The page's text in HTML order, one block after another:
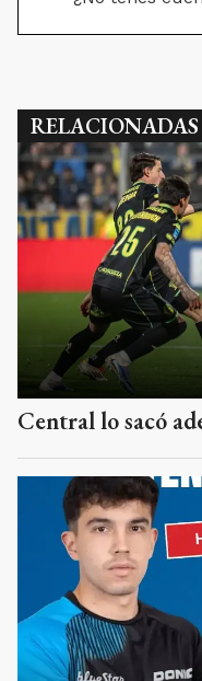
RELACIONADAS
Central lo sacó